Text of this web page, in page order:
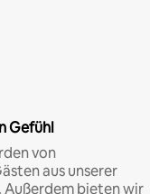
Gefühl
von
aus unserer
bieten wir